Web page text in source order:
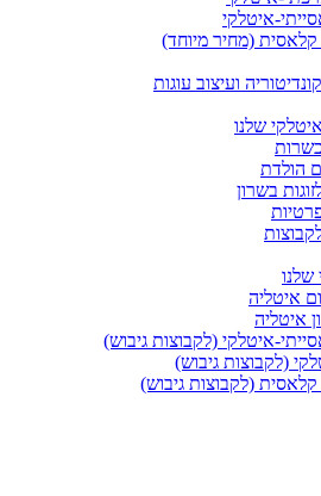
איטלקי
(מחיר מיוחד)
ועיצוב עוגות
שלנו
הולדת
בשרון
שלנו
איטליה
איטליה
איטלקי (לקבוצות גיבוש)
(לקבוצות גיבוש)
(לקבוצות גיבוש)